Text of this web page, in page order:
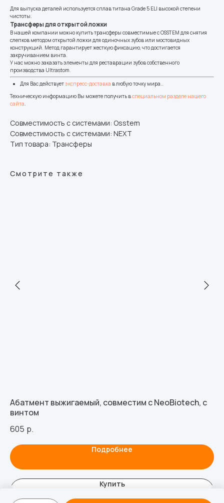
Для выпуска деталей используется сплав титана Grade 5 ELI высокой степени
чистоты.
Трансферы для открытой ложки
В нашей компании можно купить трансферы совместимые с OSSTEM для снятия
слепков методом открытой ложки для одиночных зубов или мостовидных
конструкций. Метод гарантирует жесткую фиксацию, что достигается
закручиванием винта.
У нас можно заказать элементы для реставрации зубов собственного
производства Ultrastom.
Для Вас действуетэкспресс-доставка в любую точку мира..
Техническую информацию Вы можете получить вспециальном разделе нашего
сайта.
Совместимость с системами: Osstem
Совместимость с системами: NEXT
Тип товара: Трансферы
Смотрите также
Абатмент выжигаемый, совместим с NeoBiotech, с
винтом
605 р.
Подробнее
Купить